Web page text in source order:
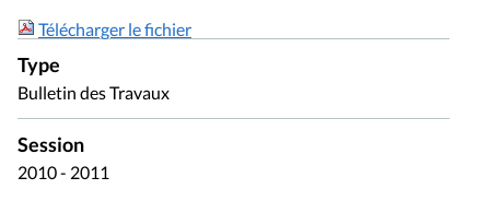
Télécharger le fichier
Type
Bulletin des Travaux
Session
2010 - 2011